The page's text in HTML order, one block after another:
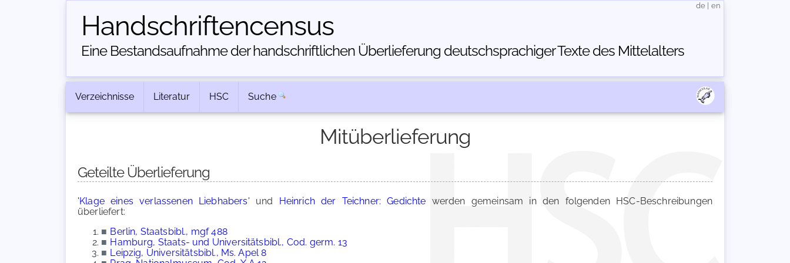
Handschriften­census
Eine Bestandsaufnahme der handschriftlichen Über­lieferung deutschsprachiger Texte des Mittelalters
de en
Verzeichnisse Literatur HSC Suche
Mitüberlieferung
Geteilte Überlieferung
'Klage eines verlassenen Liebhabers' und Heinrich der Teichner: Gedichte werden gemeinsam in den folgenden HSC-Beschreibungen
überliefert:
■ Berlin, Staatsbibl., mgf 488
■ Hamburg, Staats- und Universitätsbibl., Cod. germ. 13
■ Leipzig, Universitätsbibl., Ms. Apel 8